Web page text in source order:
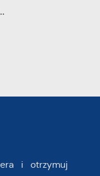
i otrzymuj